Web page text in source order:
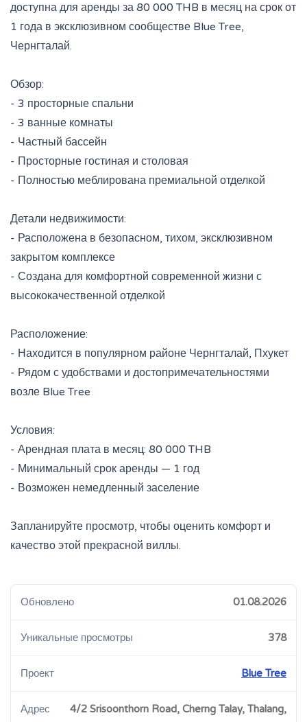
доступна для аренды за 80 000 THB в месяц на срок от
1 года в эксклюзивном сообществе Blue Tree,
Чернгталай.
Обзор:
- 3 просторные спальни
- 3 ванные комнаты
- Частный бассейн
- Просторные гостиная и столовая
- Полностью меблирована премиальной отделкой
Детали недвижимости:
- Расположена в безопасном, тихом, эксклюзивном
закрытом комплексе
- Создана для комфортной современной жизни с
высококачественной отделкой
Расположение:
- Находится в популярном районе Чернгталай, Пхукет
- Рядом с удобствами и достопримечательностями
возле Blue Tree
Условия:
- Арендная плата в месяц: 80 000 THB
- Минимальный срок аренды — 1 год
- Возможен немедленный заселение
Запланируйте просмотр, чтобы оценить комфорт и
качество этой прекрасной виллы.
Обновлено 01.08.2026
Уникальные просмотры 378
Проект Blue Tree
Адрес
4/2 Srisoonthorn Road, Cherng Talay, Thalang,